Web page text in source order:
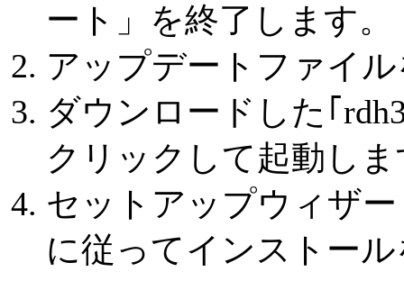
ート」を終了します。
アップデートファイ
ダウンロードした｢
クリックして起動し
セットアップウィザ
に従ってインストー